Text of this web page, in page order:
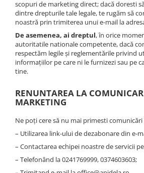
scopuri de marketing direct; dacă doresti
dintre drepturile tale legale, te rugăm să
noastră prin trimiterea unui e-mail la
De asemenea, ai dreptul, în orice
autoritatile nationale competente, dacă
respectăm legile și reglementările privind
informațiilor pe care ni le furnizezi sau pe
tine.
RENUNTAREA LA
MARKETING
Ne poți cere să nu mai primesti
– Utilizarea link-ului de dezabonare din e-
– Contactarea echipei noastre de servicii
– Telefonând la 0241769999, 0374603603;